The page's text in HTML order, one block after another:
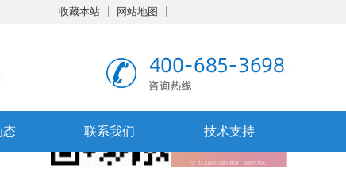
收藏本站
网站地图
态 联系我们 技术支持